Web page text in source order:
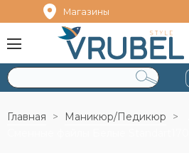
Магазины
Главная Маникюр/Педикюр